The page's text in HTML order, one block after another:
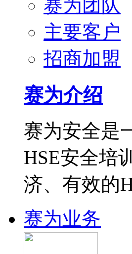
赛为团队
主要客户
招商加盟
赛为介绍
赛为安全是
HSE安全培
济、有效的
赛为业务